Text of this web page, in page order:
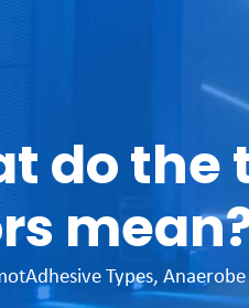
do the
Adhesive Types,